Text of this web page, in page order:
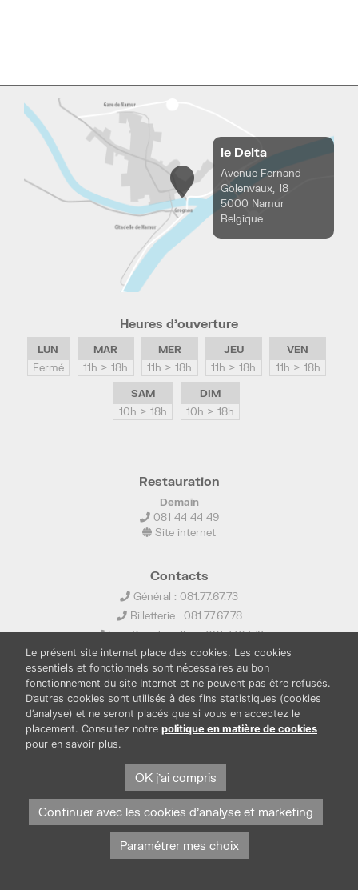
le Delta
Avenue Fernand
Golenvaux, 18
5000 Namur
Belgique
Heures d’ouverture
LUN
Fermé
MAR
11h > 18h
MER
11h > 18h
JEU
11h > 18h
VEN
11h > 18h
SAM
10h > 18h
DIM
10h > 18h
Restauration
Demain
081 44 44 49
Site internet
Contacts
Général : 081.77.67.73
Billetterie : 081.77.67.78
Location de salles : 081.77.67.79
info@ledelta.be
BOUTIQUE
Protection des données et cookies
Mentions légales
Le présent site internet place des cookies. Les cookies
essentiels et fonctionnels sont nécessaires au bon
fonctionnement du site Internet et ne peuvent pas être refusés.
D’autres cookies sont utilisés à des fins statistiques (cookies
d’analyse) et ne seront placés que si vous en acceptez le
placement. Consultez notre politique en matière de cookies
pour en savoir plus.
OK j'ai compris
Continuer avec les cookies d'analyse et marketing
Paramétrer mes choix